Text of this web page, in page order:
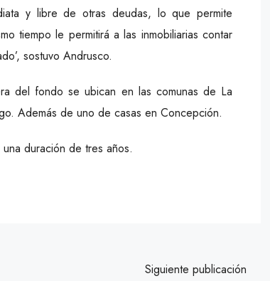
y libre de otras deudas, lo que permite
tiempo le permitirá a las inmobiliarias contar
sostuvo Andrusco.
del fondo se ubican en las comunas de La
Además de uno de casas en Concepción.
duración de tres años.
Siguiente publicación